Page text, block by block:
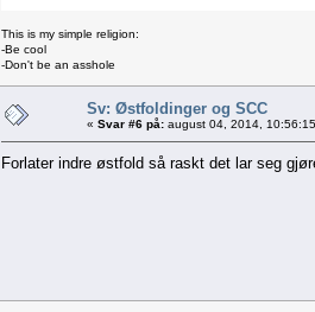
This is my simple religion:
-Be cool
-Don't be an asshole
Sv: Østfoldinger og SCC
« Svar #6 på: august 04, 2014,
Forlater indre østfold så raskt det lar seg